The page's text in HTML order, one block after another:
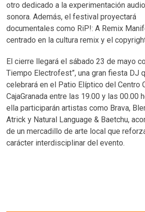
otro dedicado a la experimentación
sonora. Además, el festival proyectará
documentales como RiP!: A Remix
centrado en la cultura remix y el
El cierre llegará el sábado 23 de mayo
Tiempo Electrofest”, una gran fiesta DJ
celebrará en el Patio Elíptico del Centro
CajaGranada entre las 19.00 y las 00.00
ella participarán artistas como Brava,
Atrick y Natural Language & Baetchu,
de un mercadillo de arte local que
carácter interdisciplinar del evento.